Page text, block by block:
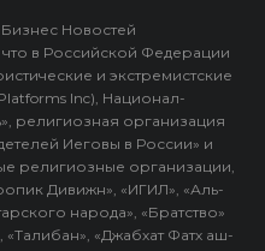
Новостей
в Российской Федерации
и экстремистские
Inc), Национал-
религиозная организация
Иеговы в России» и
религиозные организации,
Дивижн», «ИГИЛ», «Аль-
народа», «Братство»
«Джабхат Фатх аш-